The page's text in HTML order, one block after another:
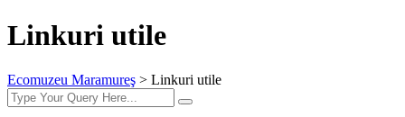
Linkuri utile
Ecomuzeu Maramureş > Linkuri utile